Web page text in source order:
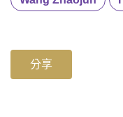
分享